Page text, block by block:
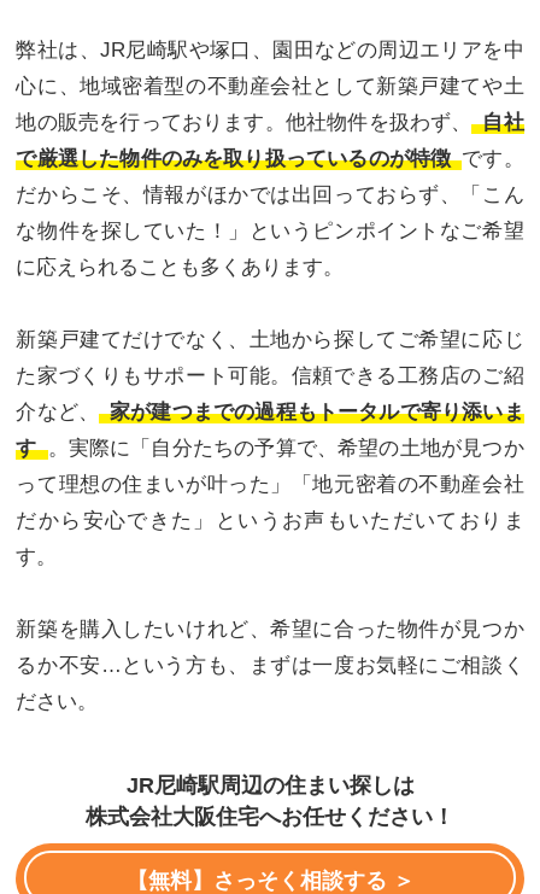
弊社は、JR尼崎駅や塚口、園田などの周辺エリアを中
心に、地域密着型の不動産会社として新築戸建てや土
地の販売を行っております。他社物件を扱わず、 自社
で厳選した物件のみを取り扱っているのが特徴 です。
だからこそ、情報がほかでは出回っておらず、「こん
な物件を探していた！」というピンポイントなご希望
に応えられることも多くあります。
新築戸建てだけでなく、土地から探してご希望に応じ
た家づくりもサポート可能。信頼できる工務店のご紹
介など、 家が建つまでの過程もトータルで寄り添いま
す 。実際に「自分たちの予算で、希望の土地が見つか
って理想の住まいが叶った」「地元密着の不動産会社
だから安心できた」というお声もいただいておりま
す。
新築を購入したいけれど、希望に合った物件が見つか
るか不安…という方も、まずは一度お気軽にご相談く
ださい。
JR尼崎駅周辺の住まい探しは
株式会社大阪住宅へお任せください！
【無料】さっそく相談する ＞